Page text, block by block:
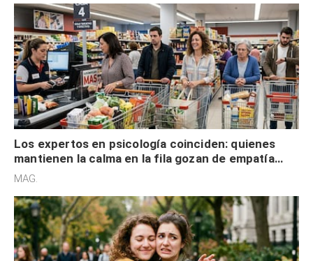
Los expertos en psicología coinciden: quienes
mantienen la calma en la fila gozan de empatía
cognitiva, gratitud y no solo tienen autocontrol
MAG.